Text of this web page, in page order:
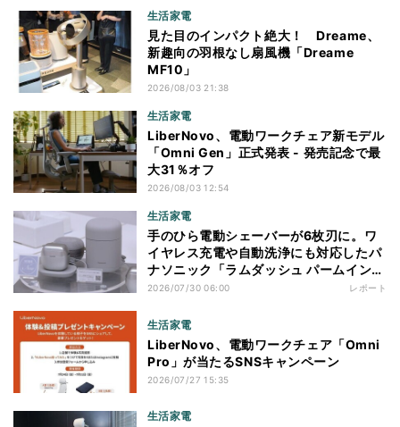
生活家電
見た目のインパクト絶大！ Dreame、
新趣向の羽根なし扇風機「Dreame
MF10」
2026/08/03 21:38
生活家電
LiberNovo、電動ワークチェア新モデル
「Omni Gen」正式発表 - 発売記念で最
大31％オフ
2026/08/03 12:54
生活家電
手のひら電動シェーバーが6枚刃に。ワ
イヤレス充電や自動洗浄にも対応したパ
ナソニック「ラムダッシュ パームイン
プロ」を体験
2026/07/30 06:00 レポート
生活家電
LiberNovo、電動ワークチェア「Omni
Pro」が当たるSNSキャンペーン
2026/07/27 15:35
生活家電